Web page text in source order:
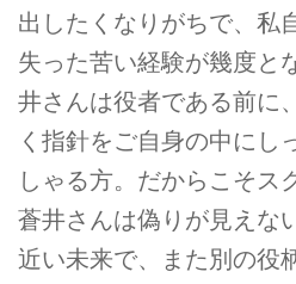
出したくなりがちで、私
失った苦い経験が幾度と
井さんは役者である前に
く指針をご自身の中にし
しゃる方。だからこそス
蒼井さんは偽りが見えな
近い未来で、また別の役